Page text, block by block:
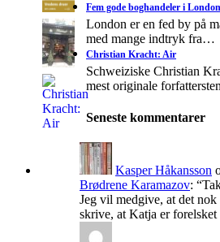
Fem gode boghandeler i
London er en fed by på
med mange indtryk fra…
Christian Kracht: Air
Schweiziske Christian
mest originale
Seneste kommentarer
Kasper Håkansson
Brødrene Karamazov: “
Jeg vil medgive, at det
skrive, at Katja er